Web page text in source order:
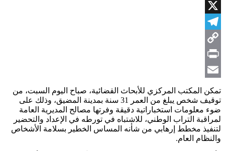
Facebook
X
Telegram
Copy
Link
Print
Email
تمكن المكتب المركزي للأبحاث القضائية، صباح اليوم السبت، من
توقيف شخص يبلغ من العمر 31 سنة بمدينة المضيق، وذلك على
ضوء معلومات استخباراتية دقيقة وفرتها مصالح المديرية العامة
لمراقبة التراب الوطني، للاشتباه في تورطه في الإعداد والتحضير
لتنفيذ مخطط إرهابي من شأنه المساس الخطير بسلامة الأشخاص
والنظام العام.